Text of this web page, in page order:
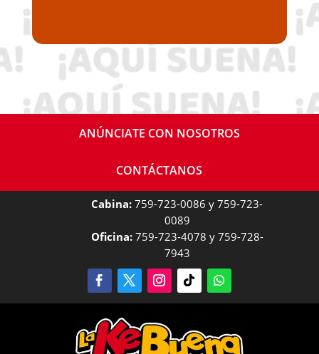
ANÚNCIATE CON NOSOTROS
CONTÁCTANOS
Cabina: 759-723-0086 y 759-723-
0089
Oficina:759-723-4078 y 759-728-
7943